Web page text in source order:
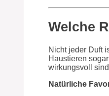
Welche
Nicht jeder Duft
Haustieren
wirkungsvoll
Natürliche